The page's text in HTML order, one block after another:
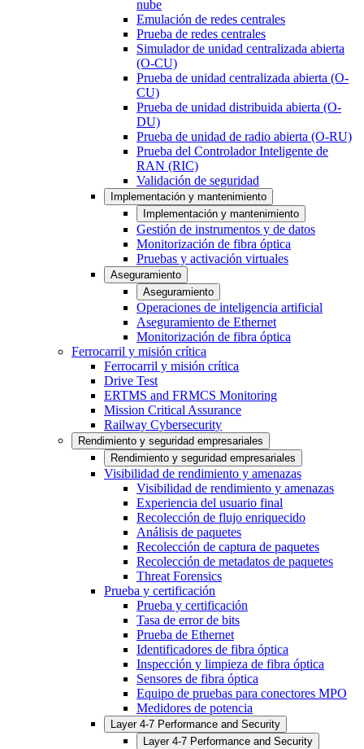
nube
Emulación de redes centrales
Prueba de redes centrales
Simulador de unidad centralizada abierta
(O-CU)
Prueba de unidad centralizada abierta (O-
CU)
Prueba de unidad distribuida abierta (O-
DU)
Prueba de unidad de radio abierta (O-RU)
Prueba del Controlador Inteligente de
RAN (RIC)
Validación de seguridad
Implementación y mantenimiento
Implementación y mantenimiento
Gestión de instrumentos y de datos
Monitorización de fibra óptica
Pruebas y activación virtuales
Aseguramiento
Aseguramiento
Operaciones de inteligencia artificial
Aseguramiento de Ethernet
Monitorización de fibra óptica
Ferrocarril y misión crítica
Ferrocarril y misión crítica
Drive Test
ERTMS and FRMCS Monitoring
Mission Critical Assurance
Railway Cybersecurity
Rendimiento y seguridad empresariales
Rendimiento y seguridad empresariales
Visibilidad de rendimiento y amenazas
Visibilidad de rendimiento y amenazas
Experiencia del usuario final
Recolección de flujo enriquecido
Análisis de paquetes
Recolección de captura de paquetes
Recolección de metadatos de paquetes
Threat Forensics
Prueba y certificación
Prueba y certificación
Tasa de error de bits
Prueba de Ethernet
Identificadores de fibra óptica
Inspección y limpieza de fibra óptica
Sensores de fibra óptica
Equipo de pruebas para conectores MPO
Medidores de potencia
Layer 4-7 Performance and Security
Layer 4-7 Performance and Security